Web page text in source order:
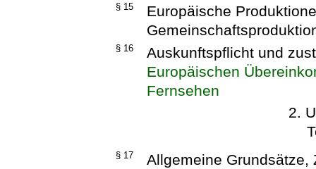
§ 15
Europäische
§ 16
Auskunftspflicht und
Europäischen
Fernsehen
2.
§ 17 Allgemeine Grundsätze,